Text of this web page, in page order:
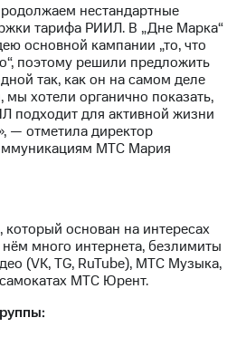
2023
нестандартные
тарифа РИИЛ. В „Дне Марка“
основной кампании „то, что
поэтому решили предложить
так, как он на самом деле
мы хотели органично показать,
подходит для активной жизни
— отметила директор
МТС Мария
основан на интересах
много интернета, безлимиты
(VK, TG, RuTube), МТС Музыка,
МТС Юрент.